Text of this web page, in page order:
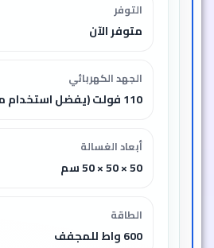
التوفر
متوفر الآن
الجهد الكهربائي
110 فولت (يفضل استخدام محول في مصر)
أبعاد الغسالة
50 × 50 × 50 سم
الطاقة
600 واط للمجفف